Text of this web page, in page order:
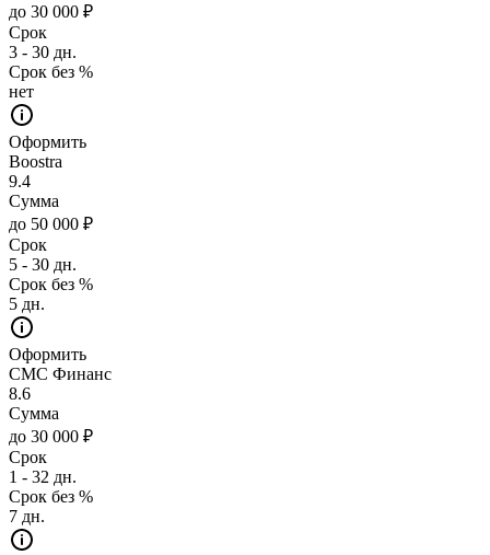
до 30 000 ₽
Срок
3 - 30 дн.
Срок без %
нет
Оформить
Boostra
9.4
Сумма
до 50 000 ₽
Срок
5 - 30 дн.
Срок без %
5 дн.
Оформить
СМС Финанс
8.6
Сумма
до 30 000 ₽
Срок
1 - 32 дн.
Срок без %
7 дн.